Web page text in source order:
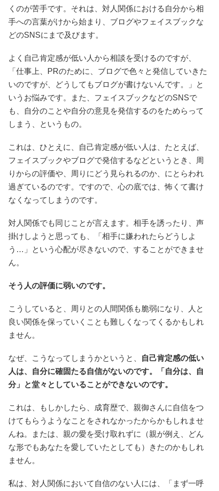
くのが苦手です。それは、対人関係における自分から相
手への言葉がけから始まり、ブログやフェイスブックな
どのSNSにまで及びます。
よく自己肯定感が低い人から相談を受けるのですが、
「仕事上、PRのために、ブログで色々と発信していきた
いのですが、どうしてもブログが書けないんです。」と
いうお悩みです。また、フェイスブックなどのSNSで
も、自分のことや自分の意見を発信するのをためらって
しまう、というもの。
これは、ひとえに、自己肯定感が低い人は、たとえば、
フェイスブックやブログで発信するなどというとき、周
りからの評価や、周りにどう見られるのか、にとらわれ
過ぎているのです。ですので、心の底では、怖くて書け
なくなってしまうのです。
対人関係でも同じことが言えます。相手を誘ったり、声
掛けしようと思っても、「相手に嫌われたらどうしよ
う…」という心配が尽きないので、することができませ
ん。
そう人の評価に弱いのです。
こうしていると、周りとの人間関係も脆弱になり、人と
良い関係を保っていくことも難しくなってくるかもしれ
ません。
なぜ、こうなってしまうかというと、 自己肯定感の低い
人は、自分に確固たる自信がないのです。「自分は、自
分」と堂々としていることができないのです。
これは、もしかしたら、成育歴で、親御さんに自信をつ
けてもらうようなことをされなかったからかもしれませ
んね。または、親の愛を受け取れずに（親が例え、どん
な形でもあなたを愛していたとしても）きたのかもしれ
ません。
私は、対人関係において自信のない人には、「まず一呼